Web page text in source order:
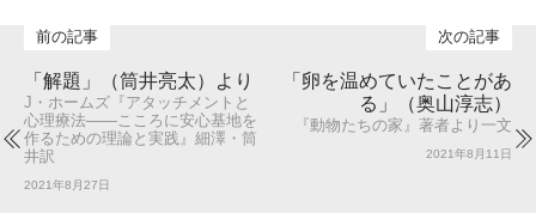
「解題」（筒井亮太）より
J・ホームズ『アタッチメントと
心理療法――こころに安心基地を
作るための理論と実践』細澤・筒
井訳
2021年8月27日
「卵を温めていたことがあ
る」（奥山淳志）
『動物たちの家』著者より一文
2021年8月11日